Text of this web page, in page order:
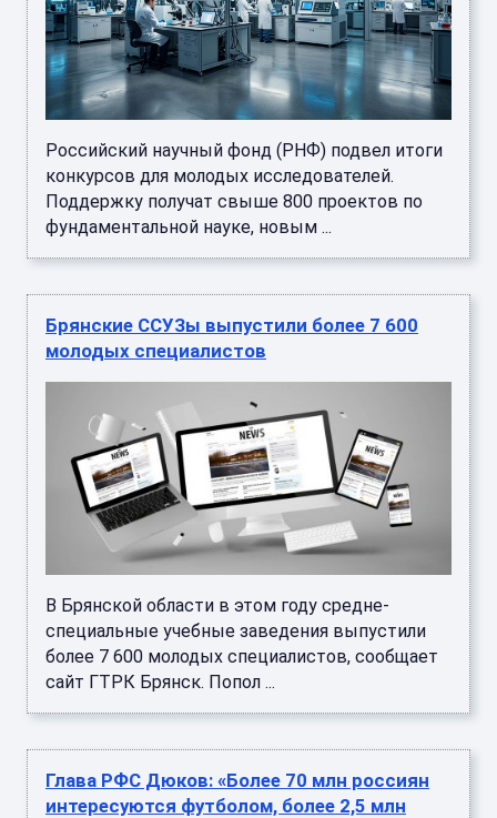
Российский научный фонд (РНФ) подвел итоги
конкурсов для молодых исследователей.
Поддержку получат свыше 800 проектов по
фундаментальной науке, новым ...
Брянские ССУЗы выпустили более 7 600
молодых специалистов
В Брянской области в этом году средне-
специальные учебные заведения выпустили
более 7 600 молодых специалистов, сообщает
сайт ГТРК Брянск. Попол ...
Глава РФС Дюков: «Более 70 млн россиян
интересуются футболом, более 2,5 млн